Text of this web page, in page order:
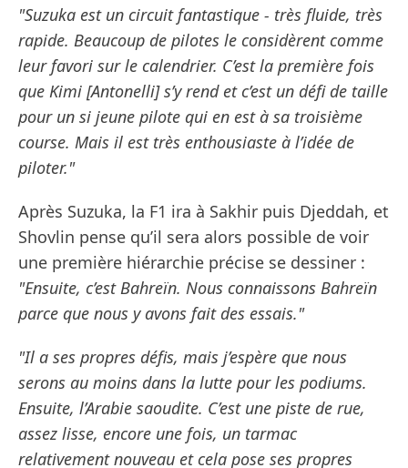
"Suzuka est un circuit fantastique - très fluide, très
rapide. Beaucoup de pilotes le considèrent comme
leur favori sur le calendrier. C’est la première fois
que Kimi [Antonelli] s’y rend et c’est un défi de taille
pour un si jeune pilote qui en est à sa troisième
course. Mais il est très enthousiaste à l’idée de
piloter."
Après Suzuka, la F1 ira à Sakhir puis Djeddah, et
Shovlin pense qu’il sera alors possible de voir
une première hiérarchie précise se dessiner :
"Ensuite, c’est Bahreïn. Nous connaissons Bahreïn
parce que nous y avons fait des essais."
"Il a ses propres défis, mais j’espère que nous
serons au moins dans la lutte pour les podiums.
Ensuite, l’Arabie saoudite. C’est une piste de rue,
assez lisse, encore une fois, un tarmac
relativement nouveau et cela pose ses propres